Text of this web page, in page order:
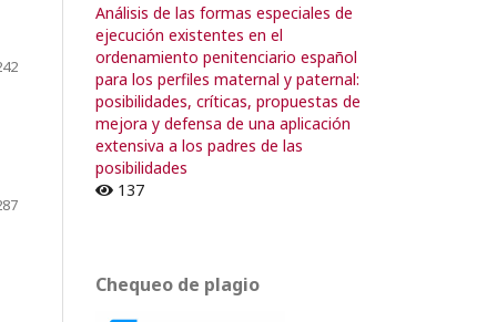
Análisis de las formas especiales de
ejecución existentes en el
ordenamiento penitenciario español
para los perfiles maternal y paternal:
posibilidades, críticas, propuestas de
mejora y defensa de una aplicación
extensiva a los padres de las
posibilidades
137
Chequeo de plagio